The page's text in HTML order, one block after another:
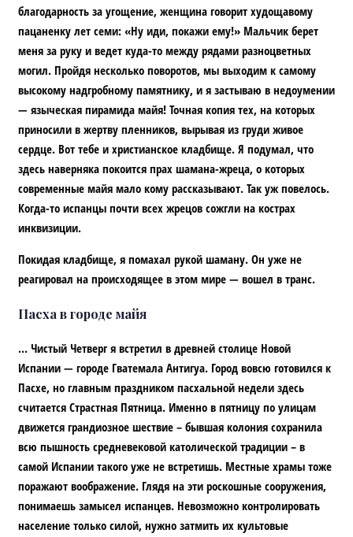
благодарность за угощение, женщина говорит худощавому
пацаненку лет семи: «Ну иди, покажи ему!» Мальчик берет
меня за руку и ведет куда-то между рядами разноцветных
могил. Пройдя несколько поворотов, мы выходим к самому
высокому надгробному памятнику, и я застываю в недоумении
— языческая пирамида майя! Точная копия тех, на которых
приносили в жертву пленников, вырывая из груди живое
сердце. Вот тебе и христианское кладбище. Я подумал, что
здесь наверняка покоится прах шамана-жреца, о которых
современные майя мало кому рассказывают. Так уж повелось.
Когда-то испанцы почти всех жрецов сожгли на кострах
инквизиции.
Покидая кладбище, я помахал рукой шаману. Он уже не
реагировал на происходящее в этом мире — вошел в транс.
Пасха в городе майя
… Чистый Четверг я встретил в древней столице Новой
Испании — городе Гватемала Антигуа. Город вовсю готовился к
Пасхе, но главным праздником пасхальной недели здесь
считается Страстная Пятница. Именно в пятницу по улицам
движется грандиозное шествие – бывшая колония сохранила
всю пышность средневековой католической традиции – в
самой Испании такого уже не встретишь. Местные храмы тоже
поражают воображение. Глядя на эти роскошные сооружения,
понимаешь замысел испанцев. Невозможно контролировать
население только силой, нужно затмить их культовые